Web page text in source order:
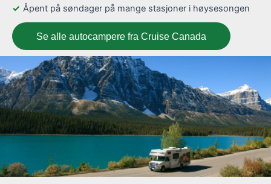
Åpent på søndager på mange stasjoner i høysesongen
Se alle autocampere fra Cruise Canada